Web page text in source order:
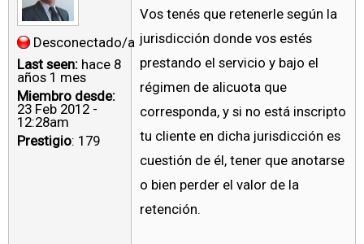
Desconectado/a
Last seen: hace 8
años 1 mes
Miembro desde:
23 Feb 2012 -
12:28am
Prestigio: 179
Vos tenés que retenerle según la
jurisdicción donde vos estés
prestando el servicio y bajo el
régimen de alicuota que
corresponda, y si no está inscripto
tu cliente en dicha jurisdicción es
cuestión de él, tener que anotarse
o bien perder el valor de la
retención.